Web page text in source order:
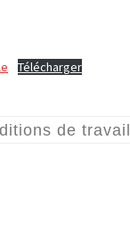
Télécharger
de travail